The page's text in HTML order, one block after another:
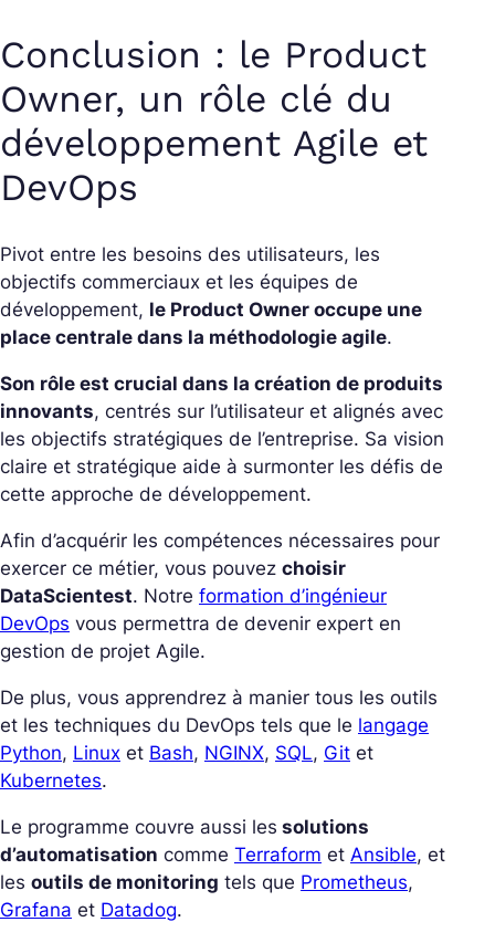
Conclusion : le Product
Owner, un rôle clé du
développement Agile et
DevOps
Pivot entre les besoins des utilisateurs, les
objectifs commerciaux et les équipes de
développement, le Product Owner occupe une
place centrale dans la méthodologie agile.
Son rôle est crucial dans la création de produits
innovants, centrés sur l’utilisateur et alignés avec
les objectifs stratégiques de l’entreprise. Sa vision
claire et stratégique aide à surmonter les défis de
cette approche de développement.
Afin d’acquérir les compétences nécessaires pour
exercer ce métier, vous pouvez choisir
DataScientest. Notre formation d’ingénieur
DevOps vous permettra de devenir expert en
gestion de projet Agile.
De plus, vous apprendrez à manier tous les outils
et les techniques du DevOps tels que le langage
Python, Linux et Bash, NGINX, SQL, Git et
Kubernetes.
Le programme couvre aussi les solutions
d’automatisation comme Terraform et Ansible, et
les outils de monitoring tels que Prometheus,
Grafana et Datadog.